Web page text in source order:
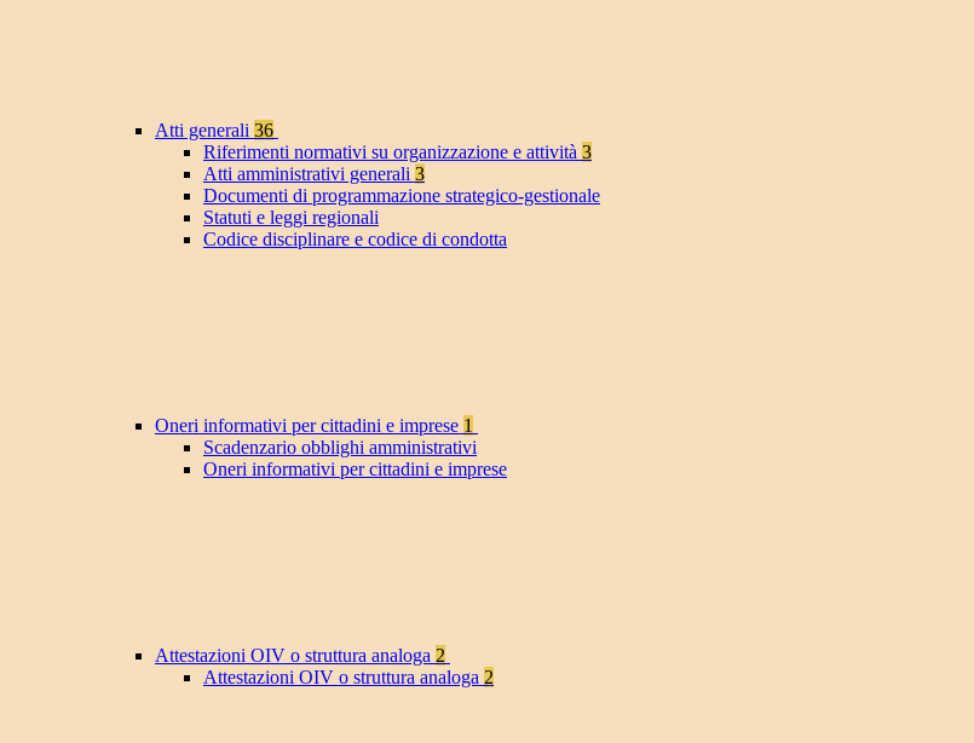
Atti generali 36
Riferimenti normativi su organizzazione e attività 3
Atti amministrativi generali 3
Documenti di programmazione strategico-gestionale
Statuti e leggi regionali
Codice disciplinare e codice di condotta
Oneri informativi per cittadini e imprese 1
Scadenzario obblighi amministrativi
Oneri informativi per cittadini e imprese
Attestazioni OIV o struttura analoga 2
Attestazioni OIV o struttura analoga 2